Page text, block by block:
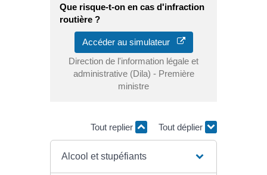
Que risque-t-on en cas d'infraction
routière ?
Accéder au simulateur
Direction de l'information légale et
administrative (Dila) - Première
ministre
Tout replier Tout déplier
Alcool et stupéfiants